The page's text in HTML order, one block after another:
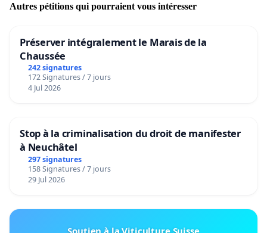
Autres pétitions qui pourraient vous intéresser
Préserver intégralement le Marais de la
Chaussée
242 signatures
172 Signatures / 7 jours
4 Jul 2026
Stop à la criminalisation du droit de manifester
à Neuchâtel
297 signatures
158 Signatures / 7 jours
29 Jul 2026